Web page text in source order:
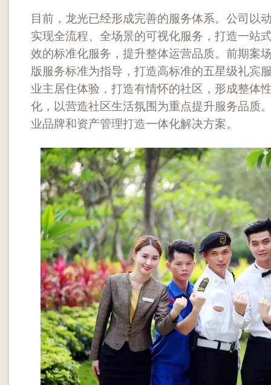
目前，龙光已经形成完善的服务体系。公司以
实现全流程、全场景的可视化服务，打造一站
效的标准化服务，提升整体运营品质。前期案
版服务标准为指导，打造高标准的五星级礼宾
业主居住体验，打造有情怀的社区，形成整体
化，以营造社区生活氛围为重点提升服务品质
业品牌和资产管理打造一体化解决方案。